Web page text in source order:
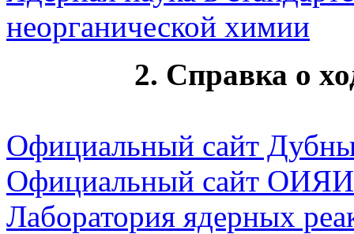
неорганической химии
2. Справка о
Официальный сайт
Официальный сайт ОИЯИ
Лаборатория ядерных